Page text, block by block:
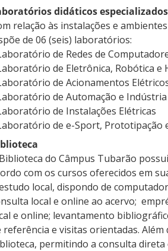
didáticos
relação às instalações e
de 06 (seis) laboratórios:
de Redes de
de Eletrônica, Robótica e
de Acionamentos
de Automação e Indústria
de Instalações Elétricas
de e-Sport, Prototipação
do Câmpus Tubarão
com os cursos oferecidos em
local, dispondo de
local e online ao acervo;
e online; levantamento
referência e visitas orientadas.
permitindo a consulta direta